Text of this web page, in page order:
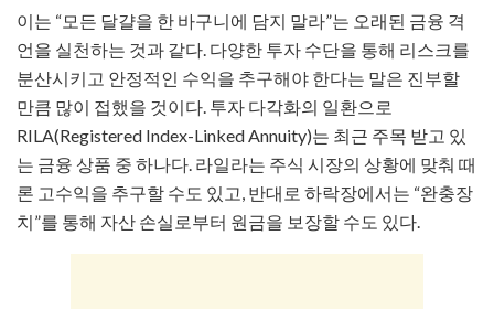
이는 “모든 달걀을 한 바구니에 담지 말라”는 오래된 금융 격
언을 실천하는 것과 같다. 다양한 투자 수단을 통해 리스크를
분산시키고 안정적인 수익을 추구해야 한다는 말은 진부할
만큼 많이 접했을 것이다. 투자 다각화의 일환으로
RILA(Registered Index-Linked Annuity)는 최근 주목 받고 있
는 금융 상품 중 하나다. 라일라는 주식 시장의 상황에 맞춰 때
론 고수익을 추구할 수도 있고, 반대로 하락장에서는 “완충장
치”를 통해 자산 손실로부터 원금을 보장할 수도 있다.